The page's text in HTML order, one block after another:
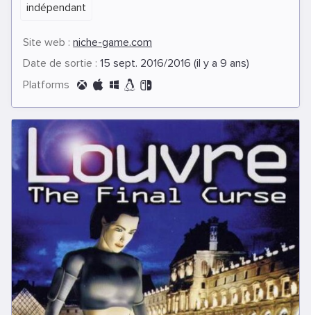
indépendant
Site web : niche-game.com
Date de sortie : 15 sept. 2016/2016 (il y a 9 ans)
Platforms